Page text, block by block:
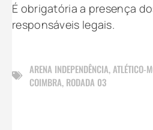
É obrigatória a presença
responsáveis legais.
ARENA INDEPENDÊNCIA,ATLÉTICO-
COIMBRA, RODADA 03